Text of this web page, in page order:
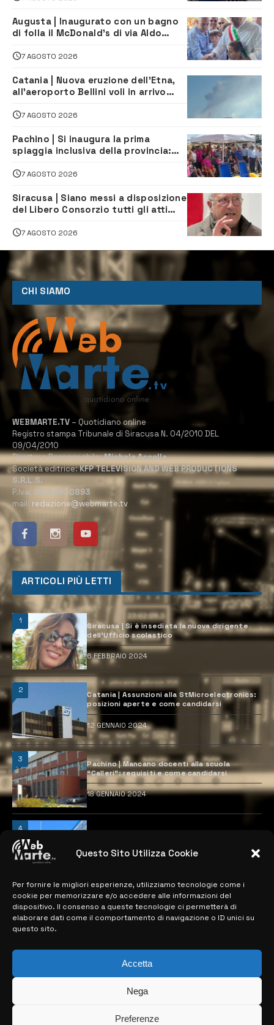
Questo Sito Utilizza Cookie
Per fornire le migliori esperienze, utilizziamo tecnologie come i
cookie per memorizzare e/o accedere alle informazioni del
dispositivo. Il consenso a queste tecnologie ci permetterà di
elaborare dati come il comportamento di navigazione o ID unici su
questo sito.
Accetta
Nega
Preferenze
Augusta | Inaugurato con un bagno
di folla il McDonald’s di via Aldo
7 AGOSTO 2026
Catania | Nuova eruzione dell’Etna,
all’aeroporto Bellini voli in arrivo
7 AGOSTO 2026
Pachino | Si inaugura la prima
spiaggia inclusiva della provincia:
tutti
7 AGOSTO 2026
Siracusa | Siano messi a disposizione
del Libero Consorzio tutti gli atti
7 AGOSTO 2026
CHI SIAMO
WEBMARTE.TV – Quotidiano online
Registro stampa Tribunale di Siracusa N. 04/2010 DEL
09/04/2010
Direttore Responsabile:Michele Accolla
Società editrice:KFP TELEVISION AND WEB PRODUCTIONS
S.R.L.S.
P.Iva: 02184950893
mail: redazione@webmarte.tv
ARTICOLI PIÙ LETTI
1
Siracusa | Si è insediata la nuova dirigente
dell’Ufficio scolastico
6 FEBBRAIO 2024
2
Catania | Assunzioni alla StMicroelectronics:
posizioni aperte e come candidarsi
12 GENNAIO 2024
3
Pachino | Mancano docenti alla scuola
“Calleri”: requisiti e come candidarsi
18 GENNAIO 2024
4
previste
MAPPA DEL SITO